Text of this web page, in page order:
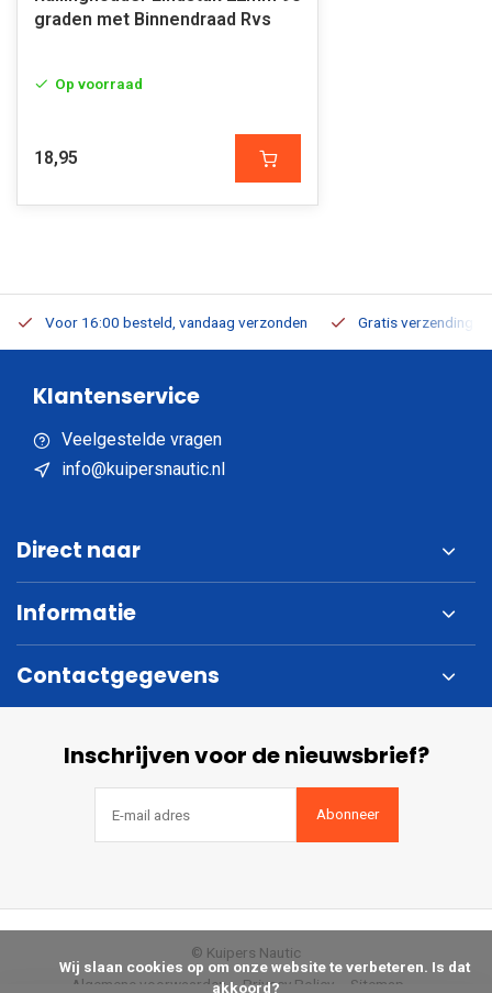
graden met Binnendraad Rvs
Op voorraad
18,95
Voor 16:00 besteld, vandaag verzonden Gratis verzending
Klantenservice
Veelgestelde vragen
info@kuipersnautic.nl
Direct naar
Informatie
Contactgegevens
Inschrijven voor de nieuwsbrief?
Abonneer
Algemene voorwaarden Privacy Policy Sitemap
© Kuipers Nautic
akkoord?